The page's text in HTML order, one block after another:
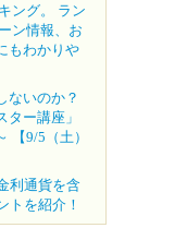
ング。 ラン
ン情報、お
もわかりや
ないのか？
ー講座」
【9/5（土）
利通貨を含
トを紹介！